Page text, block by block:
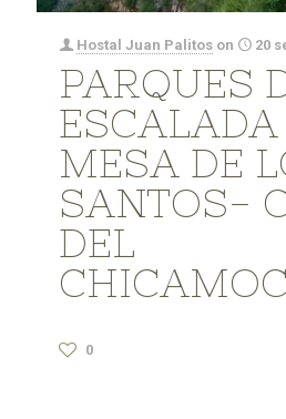
Hostal Juan Palitos on 20
PARQUES
MESA DE
SANTOS-
DEL
0